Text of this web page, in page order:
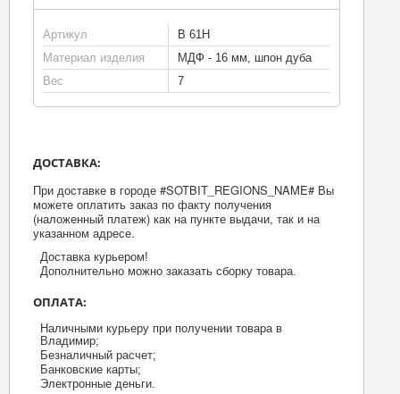
Артикул
В 61Н
Материал изделия
МДФ - 16 мм, шпон дуба
Вес
7
ДОСТАВКА:
При доставке в городе #SOTBIT_REGIONS_NAME# Вы
можете оплатить заказ по факту получения
(наложенный платеж) как на пункте выдачи, так и на
указанном адресе.
Доставка курьером!
Дополнительно можно заказать сборку товара.
ОПЛАТА:
Наличными курьеру при получении товара в
Владимир;
Безналичный расчет;
Банковские карты;
Электронные деньги.